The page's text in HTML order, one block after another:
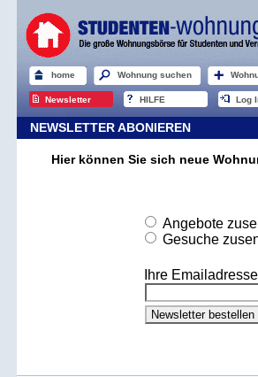
home Wohnung suchen
Newsletter HILFE Log
NEWSLETTER ABONIEREN
Hier können Sie sich neue
Angebote
Gesuche
Ihre